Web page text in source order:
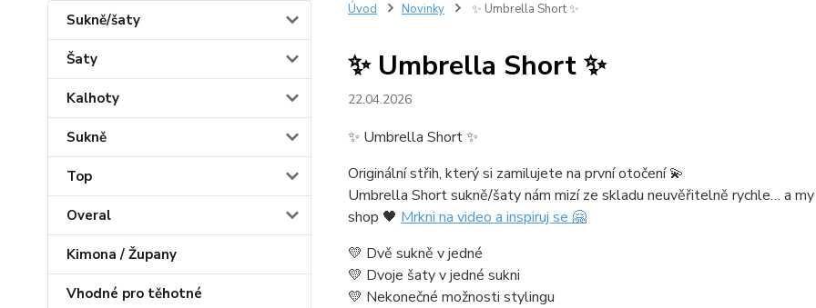
Sukně/šaty
Šaty
Kalhoty
Sukně
Top
Overal
Kimona / Župany
Vhodné pro těhotné
Úvod Novinky ✨ Umbrella Short ✨
✨ Umbrella Short ✨
22.04.2026
✨ Umbrella Short ✨
Originální střih, který si zamilujete na první otočení 💫
Umbrella Short sukně/šaty nám mizí ze skladu neuvěřitelně rychle… a
shop 🖤 Mrkni na video a inspiruj se 🤗
💛 Dvě sukně v jedné
💛 Dvoje šaty v jedné sukni
💛 Nekonečné možnosti stylingu